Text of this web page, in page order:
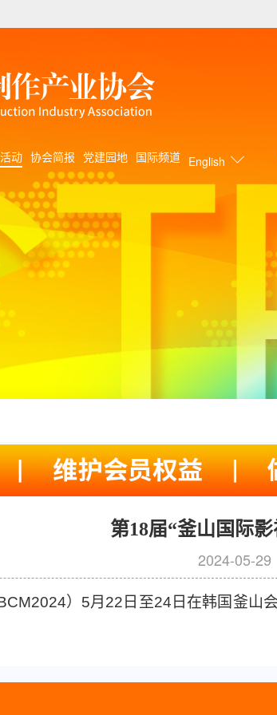
动 协会简报 党建园地 国际频道 English
第18届“釜山国际
2024-05-29
）5月22日至24日在韩国釜